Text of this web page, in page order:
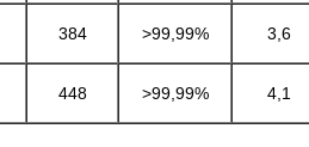
384 >99,99% 3,6
448 >99,99% 4,1